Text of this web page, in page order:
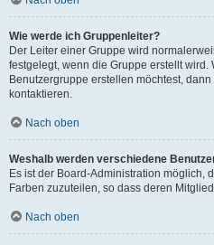
Wie werde ich Gruppenleiter?
Der Leiter einer Gruppe wird
festgelegt, wenn die Gruppe erstellt wird.
Benutzergruppe erstellen möchtest,
kontaktieren.
Nach oben
Weshalb werden verschiedene
Es ist der Board-Administration möglich,
Farben zuzuteilen, so dass deren
Nach oben